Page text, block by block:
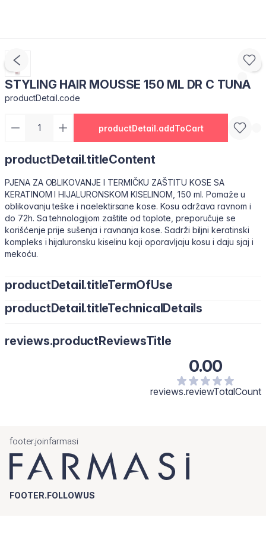
STYLING HAIR MOUSSE 150 ML DR C TUNA
productDetail.code
productDetail.addToCart
productDetail.titleContent
PJENA ZA OBLIKOVANJE I TERMIČKU ZAŠTITU KOSE SA
KERATINOM I HIJALURONSKOM KISELINOM, 150 ml. Pomaže u
oblikovanju teške i naelektirsane kose. Kosu održava ravnom i
do 72h. Sa tehnologijom zaštite od toplote, preporučuje se
korišćenje prije sušenja i ravnanja kose. Sadrži biljni keratinski
kompleks i hijaluronsku kiselinu koji oporavljaju kosu i daju sjaj i
mekoću.
productDetail.titleTermOfUse
productDetail.titleTechnicalDetails
reviews.productReviewsTitle
0.00
reviews.reviewTotalCount
footer.joinfarmasi
FOOTER.FOLLOWUS